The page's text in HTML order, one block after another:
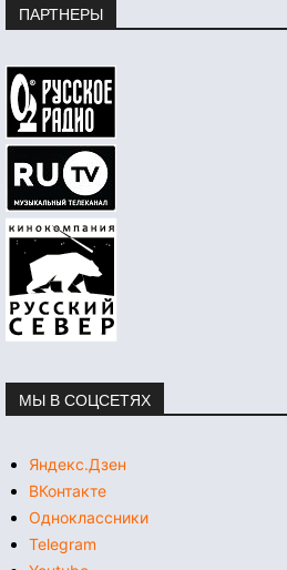
ПАРТНЕРЫ
МЫ В СОЦСЕТЯХ
Яндекс.Дзен
ВКонтакте
Одноклассники
Telegram